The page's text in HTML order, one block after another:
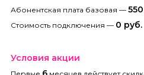
Абонентская плата базовая —
Стоимость подключения — 0 руб.
Условия акции